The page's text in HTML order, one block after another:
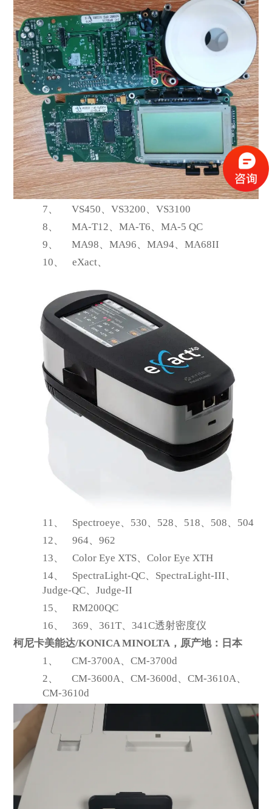
7、 VS450、VS3200、VS3100
8、
MA-T12、MA-T6、MA-5 QC
9、
MA98、MA96、MA94、MA68II
10、
eXact、
11、 Spectroeye、530、528、518、508、504
12、
964、962
13、
Color Eye XTS、Color Eye XTH
14、
SpectraLight-QC、SpectraLight-III、
Judge-QC、Judge-II
15、
RM200QC
16、
369、361T、341C透射密度仪
柯尼卡美能达/KONICA MINOLTA，原产地：日本
1、
CM-3700A、CM-3700d
2、
CM-3600A、CM-3600d、CM-3610A、
CM-3610d